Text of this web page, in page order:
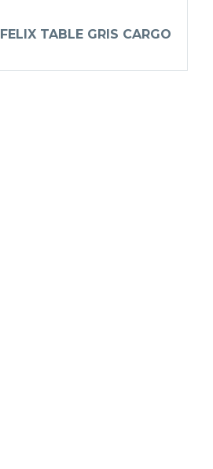
FELIX TABLE GRIS CARGO